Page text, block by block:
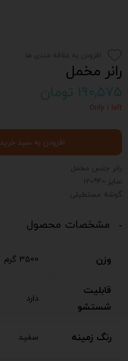
رانر مخمل
۱۹۰,۵۷۵ تومان
Only ۱ left
رانر جنس مخمل
سایز 40*120
گوشه مستطیلی
افزودن به سبد خرید
افزودن به علاقه مندی ها
مشخصات محصول
وزن 3500 گرم
قابلیت
شستشو
دارد
رنگ زمینه سفید